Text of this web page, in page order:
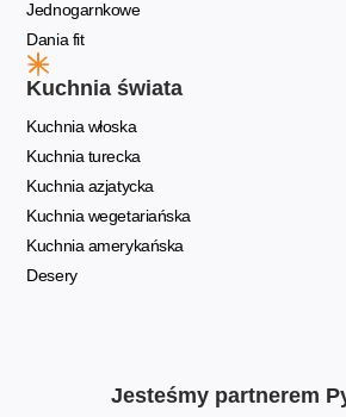
Jednogarnkowe
Dania fit
Kuchnia świata
Kuchnia włoska
Kuchnia turecka
Kuchnia azjatycka
Kuchnia wegetariańska
Kuchnia amerykańska
Desery
Jesteśmy partnerem